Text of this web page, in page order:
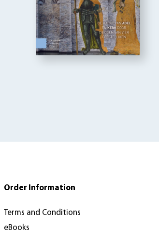
Order Information
Terms and Conditions
eBooks